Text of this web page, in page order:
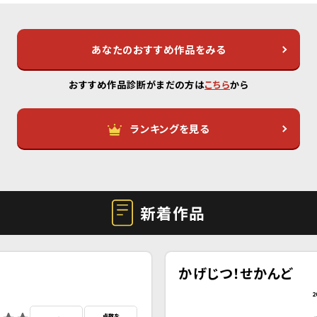
あなたのおすすめ作品をみる
おすすめ作品診断がまだの方はこちらから
ランキングを見る
新着作品
かげじつ！せかんど